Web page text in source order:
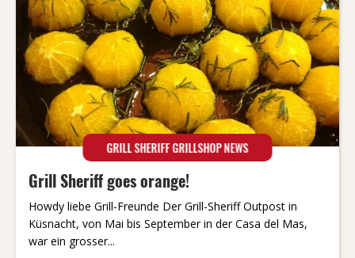
GRILL SHERIFF GRILLSHOP NEWS
Grill Sheriff goes orange!
Howdy liebe Grill-Freunde Der Grill-Sheriff Outpost in
Küsnacht, von Mai bis September in der Casa del Mas,
war ein grosser...